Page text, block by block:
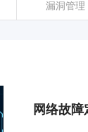
漏洞管理
网络故